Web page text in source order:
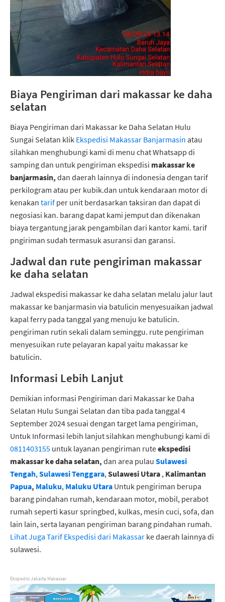
Biaya Pengiriman dari makassar ke daha
selatan
Biaya Pengiriman dari Makassar ke Daha Selatan Hulu
Sungai Selatan klik Ekspedisi Makassar Banjarmasin atau
silahkan menghubungi kami di menu chat Whatsapp di
samping dan untuk pengiriman ekspedisi makassar ke
banjarmasin, dan daerah lainnya di indonesia dengan tarif
perkilogram atau per kubik.dan untuk kendaraan motor di
kenakan tarif per unit berdasarkan taksiran dan dapat di
negosiasi kan. barang dapat kami jemput dan dikenakan
biaya tergantung jarak pengambilan dari kantor kami. tarif
pngiriman sudah termasuk asuransi dan garansi.
Jadwal dan rute pengiriman makassar
ke daha selatan
Jadwal ekspedisi makassar ke daha selatan melalu jalur laut
makassar ke banjarmasin via batulicin menyesuaikan jadwal
kapal ferry pada tanggal yang menuju ke batulicin.
pengiriman rutin sekali dalam seminggu. rute pengiriman
menyesuikan rute pelayaran kapal yaitu makassar ke
batulicin.
Informasi Lebih Lanjut
Demikian informasi Pengiriman dari Makassar ke Daha
Selatan Hulu Sungai Selatan dan tiba pada tanggal 4
September 2024 sesuai dengan target lama pengiriman,
Untuk Informasi lebih lanjut silahkan menghubungi kami di
0811403155 untuk layanan pengiriman ruteekspedisi
makassar ke daha selatan, dan area pulau Sulawesi
Tengah,Sulawesi Tenggara,Sulawesi Utara , Kalimantan
Papua, Maluku, Maluku Utara Untuk pengiriman berupa
barang pindahan rumah, kendaraan motor, mobil, perabot
rumah seperti kasur springbed, kulkas, mesin cuci, sofa, dan
lain lain, serta layanan pengiriman barang pindahan rumah.
Lihat Juga Tarif Ekspedisi dari Makassar ke daerah lainnya di
sulawesi.
Ekspedisi Jakarta Makassar